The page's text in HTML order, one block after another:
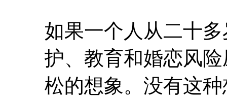
如果一个人从二十
护、教育和婚恋风
松的想象。没有这